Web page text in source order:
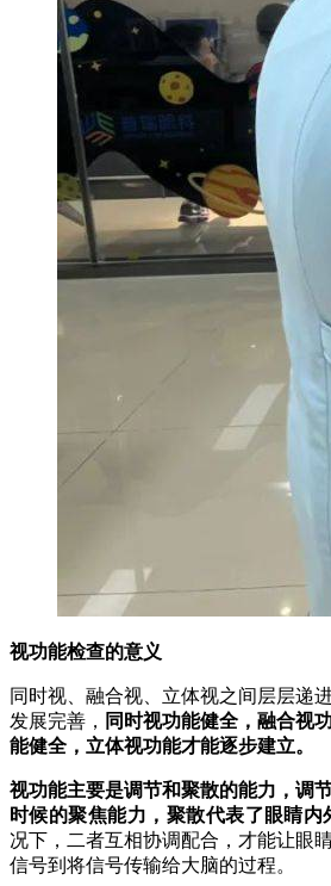
视功能检查的意义
同时视、融合视、立体视之间层层递
发展完善， 同时视功能健全，融合视
能健全，立体视功能才能逐步建立。
视功能主要是调节和聚散的能力，调
时候的聚焦能力，聚散代表了眼睛内
况下，二者互相协调配合，才能让眼
信号到将信号传输给大脑的过程。